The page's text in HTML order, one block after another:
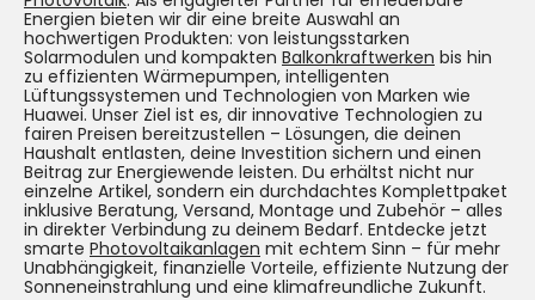
Energien bieten wir dir eine breite Auswahl an
hochwertigen Produkten: von leistungsstarken
Solarmodulen und kompakten Balkonkraftwerken bis hin
zu effizienten Wärmepumpen, intelligenten
Lüftungssystemen und Technologien von Marken wie
Huawei. Unser Ziel ist es, dir innovative Technologien zu
fairen Preisen bereitzustellen – Lösungen, die deinen
Haushalt entlasten, deine Investition sichern und einen
Beitrag zur Energiewende leisten. Du erhältst nicht nur
einzelne Artikel, sondern ein durchdachtes Komplettpaket
inklusive Beratung, Versand, Montage und Zubehör – alles
in direkter Verbindung zu deinem Bedarf. Entdecke jetzt
smarte Photovoltaikanlagen mit echtem Sinn – für mehr
Unabhängigkeit, finanzielle Vorteile, effiziente Nutzung der
Sonneneinstrahlung und eine klimafreundliche Zukunft.